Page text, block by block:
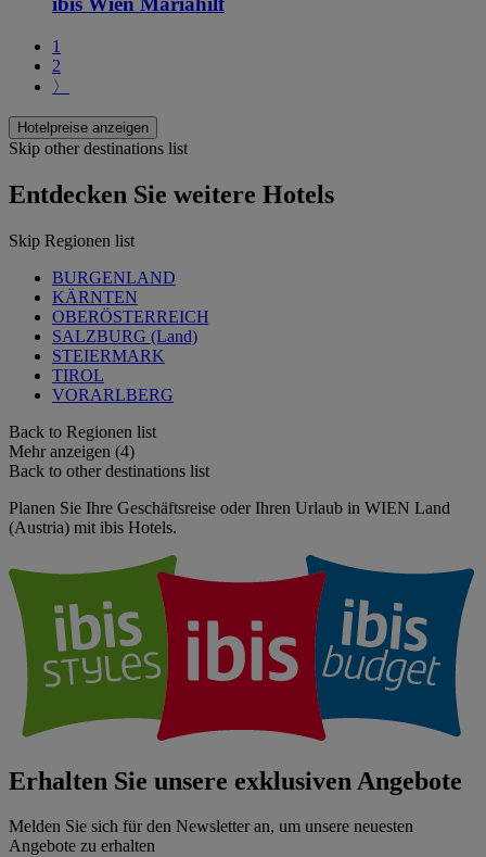
1
2
〉
Hotelpreise anzeigen
Skip other destinations list
Entdecken Sie weitere Hotels
Skip Regionen list
BURGENLAND
KÄRNTEN
OBERÖSTERREICH
SALZBURG (Land)
STEIERMARK
TIROL
VORARLBERG
Back to Regionen list
Mehr anzeigen (4)
Back to other destinations list
Planen Sie Ihre Geschäftsreise oder Ihren Urlaub in WIEN Land
(Austria) mit ibis Hotels.
Erhalten Sie unsere exklusiven Angebote
Melden Sie sich für den Newsletter an, um unsere neuesten
Angebote zu erhalten